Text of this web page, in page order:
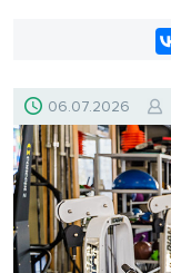
06.07.2026